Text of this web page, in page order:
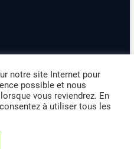
Plan du site
Mentions légales
notre site Internet pour
possible et nous
vous reviendrez. En
à utiliser tous les